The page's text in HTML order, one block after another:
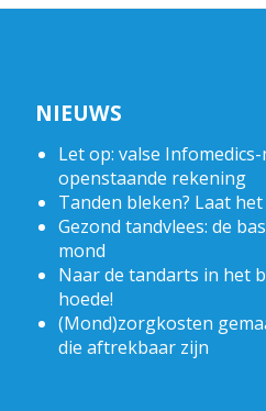
NIEUWS
Let op: valse
openstaande rekening
Tanden bleken? Laat
Gezond tandvlees: de
mond
Naar de tandarts in het
hoede!
(Mond)zorgkosten
die aftrekbaar zijn